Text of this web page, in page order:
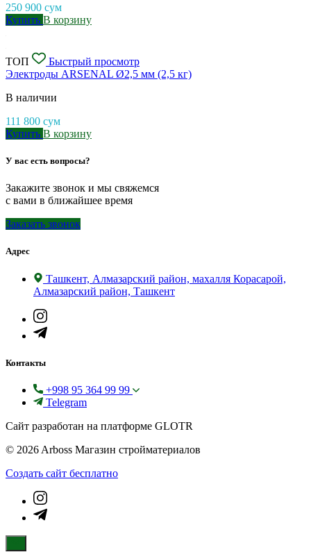
250 900 сум
Купить В корзину
ТОП
Быстрый просмотр
Электроды ARSENAL Ø2,5 мм (2,5 кг)
В наличии
111 800 сум
Купить В корзину
У вас есть вопросы?
Закажите звонок и мы свяжемся
с вами в ближайшее время
Заказать звонок
Адрес
Ташкент, Алмазарский район, махалля Корасарой,
Алмазарский район, Ташкент
Контакты
+998 95 364 99 99
Telegram
Сайт разработан на платформе GLOTR
© 2026 Arboss Магазин стройматериалов
Создать cайт бесплатно